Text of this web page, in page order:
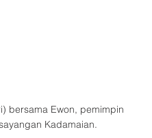
bersama Ewon, pemimpin
Kadamaian.